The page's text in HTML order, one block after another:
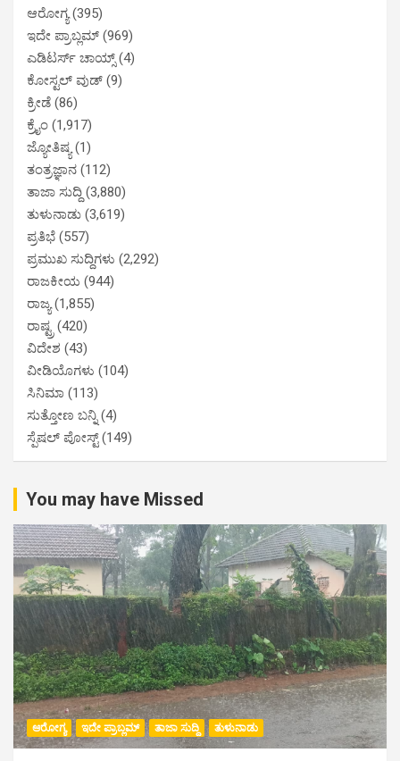
ಆರೋಗ್ಯ(395)
ಇದೇ ಪ್ರಾಬ್ಲಮ್ (969)
ಎಡಿಟರ್ಸ್ ಚಾಯ್ಸ್(4)
ಕೋಸ್ಟಲ್ ವುಡ್ (9)
ಕ್ರೀಡೆ (86)
ಕ್ರೈಂ (1,917)
ಜ್ಯೋತಿಷ್ಯ(1)
ತಂತ್ರಜ್ಞಾನ (112)
ತಾಜಾ ಸುದ್ದಿ (3,880)
ತುಳುನಾಡು (3,619)
ಪ್ರತಿಭೆ (557)
ಪ್ರಮುಖ ಸುದ್ದಿಗಳು (2,292)
ರಾಜಕೀಯ (944)
ರಾಜ್ಯ(1,855)
ರಾಷ್ಟ್ರ (420)
ವಿದೇಶ (43)
ವೀಡಿಯೊಗಳು (104)
ಸಿನಿಮಾ (113)
ಸುತ್ತೋಣ ಬನ್ನಿ(4)
ಸ್ಪೆಷಲ್ ಪೋಸ್ಟ್(149)
You may have Missed
ಆರೋಗ್ಯ ಇದೇ ಪ್ರಾಬ್ಲಮ್ ತಾಜಾ ಸುದ್ದಿ ತುಳುನಾಡು